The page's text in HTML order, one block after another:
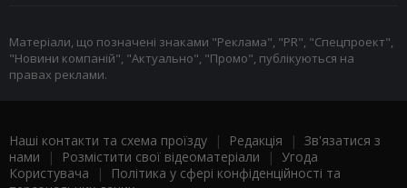
Матеріали, що позначені знаками "Реклама", "PR", "Спецпроект",
"Новини компаній", "Актуально", "Промо", публікуються на
правах реклами.
Наші контакти та схема проїзду | Редакція | Зв'язатися з
нами | Розмістити свої відеоматеріали | Угода
Користувача |
Політика у сфері конфіденційності та